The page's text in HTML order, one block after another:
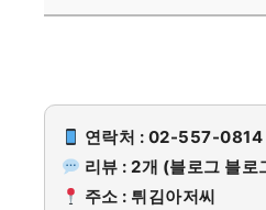
연락처 : 02-557-0814
리뷰 : 2개 (블로그 블
주소 : 튀김아저씨